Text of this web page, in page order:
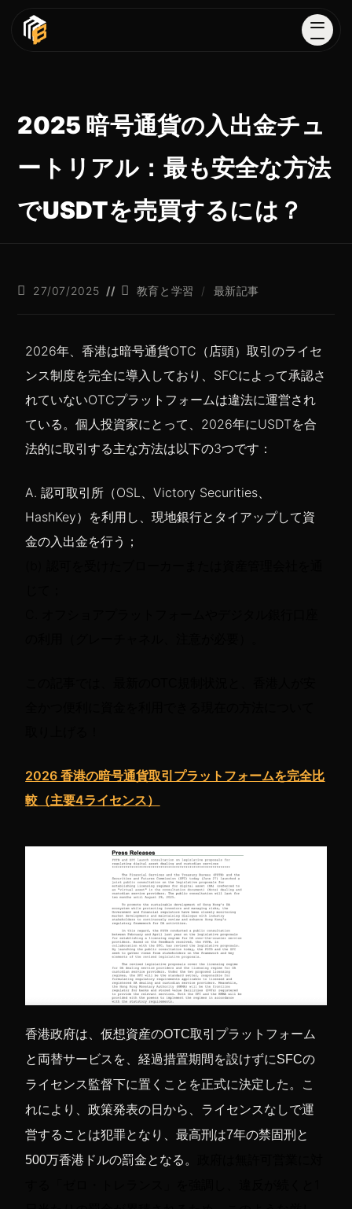
2025 暗号通貨の入出金チュ
ートリアル：最も安全な方法
でUSDTを売買するには？
27/07/2025 教育と学習 / 最新記事
2026年、香港は暗号通貨OTC（店頭）取引のライセ
ンス制度を完全に導入しており、SFCによって承認さ
れていないOTCプラットフォームは違法に運営され
ている。個人投資家にとって、2026年にUSDTを合
法的に取引する主な方法は以下の3つです：
A. 認可取引所（OSL、Victory Securities、
HashKey）を利用し、現地銀行とタイアップして資
金の入出金を行う；
2026 香港の暗号通貨取引プラットフォームを完全比
較（主要4ライセンス）
香港政府は、仮想資産のOTC取引プラットフォーム
と両替サービスを、経過措置期間を設けずにSFCの
ライセンス監督下に置くことを正式に決定した。こ
れにより、政策発表の日から、ライセンスなしで運
営することは犯罪となり、最高刑は7年の禁固刑と
500万香港ドルの罰金となる。